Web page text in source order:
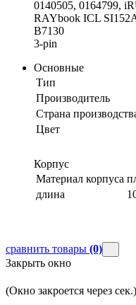
0140505, 0164799,
RAYbook ICL
B7130
3-pin
Основные
Тип
Производитель
Страна
Цвет
Корпус
Материал корпуса
длина
сравнить товары (0)
Закрыть окно
(Окно закроется через сек.)